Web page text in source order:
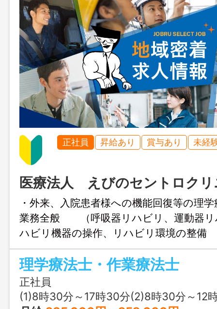
正社員 昇給あり 賞与あり 未経
医療法人 えびのセントロクリ
・外来、入院患者様への機能回復等の理
業務全般 （呼吸器リハビリ、運動器
ハビリ機器の操作、リハビリ環境の整
療法３名が在籍しております。 変更範
理学療法士・作業療法士
正社員
(1)8時30分～17時30分(2)8時30分～12